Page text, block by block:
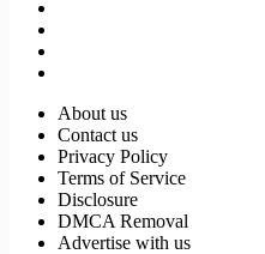
পর্তুগাল-ক্রোয়েশিয়া বিশ্বকাপ
জুলাই,২০২৬)
About us
Contact us
Privacy Policy
Terms of Service
Disclosure
DMCA Removal
Advertise with us